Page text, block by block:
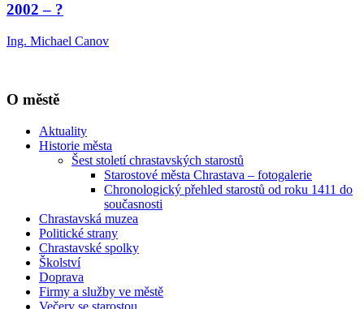
2002 – ?
Ing. Michael Canov
O městě
Aktuality
Historie města
Šest století chrastavských starostů
Starostové města Chrastava – fotogalerie
Chronologický přehled starostů od roku 1411 do
současnosti
Chrastavská muzea
Politické strany
Chrastavské spolky
Školství
Doprava
Firmy a služby ve městě